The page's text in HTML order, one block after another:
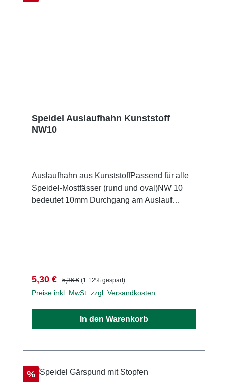
Speidel Auslaufhahn Kunststoff
NW10
Auslaufhahn aus KunststoffPassend für alle
Speidel-Mostfässer (rund und oval)NW 10
bedeutet 10mm Durchgang am Auslauf
Verkaufspreis:
5,30 € Regulärer Preis:
5,36 € (1.12% gespart)
Preise inkl. MwSt. zzgl. Versandkosten
In den Warenkorb
Rabatt
%